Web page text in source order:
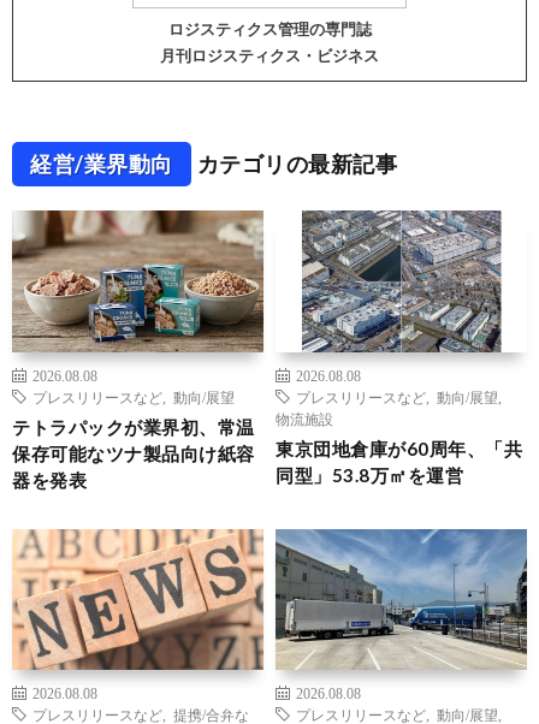
ロジスティクス管理の専門誌
月刊ロジスティクス・ビジネス
経営/業界動向 カテゴリの最新記事
2026.08.08
プレスリリースなど
動向/展望
テトラパックが業界初、常温
保存可能なツナ製品向け紙容
器を発表
2026.08.08
プレスリリースなど
動向/展望
物流施設
東京団地倉庫が60周年、「共
同型」53.8万㎡を運営
2026.08.08
プレスリリースなど
提携/合弁な
2026.08.08
プレスリリースなど
動向/展望